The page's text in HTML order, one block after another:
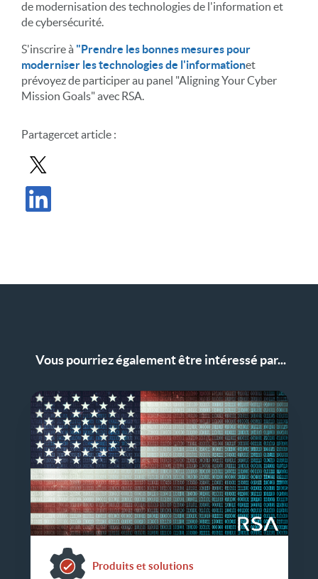
de modernisation des technologies de l'information et
de cybersécurité.
S'inscrire à "Prendre les bonnes mesures pour
moderniser les technologies de l'informationet
prévoyez de participer au panel "Aligning Your Cyber
Mission Goals" avec RSA.
Partagercet article :
Partager le message dans X
Vous pourriez également être intéressé par...
Produits et solutions